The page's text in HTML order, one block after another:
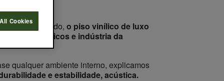
Contudo, o piso vinílico de luxo
públicos e indústria da
qualquer ambiente interno, explicamos
e estabilidade, acústica.
Cookies